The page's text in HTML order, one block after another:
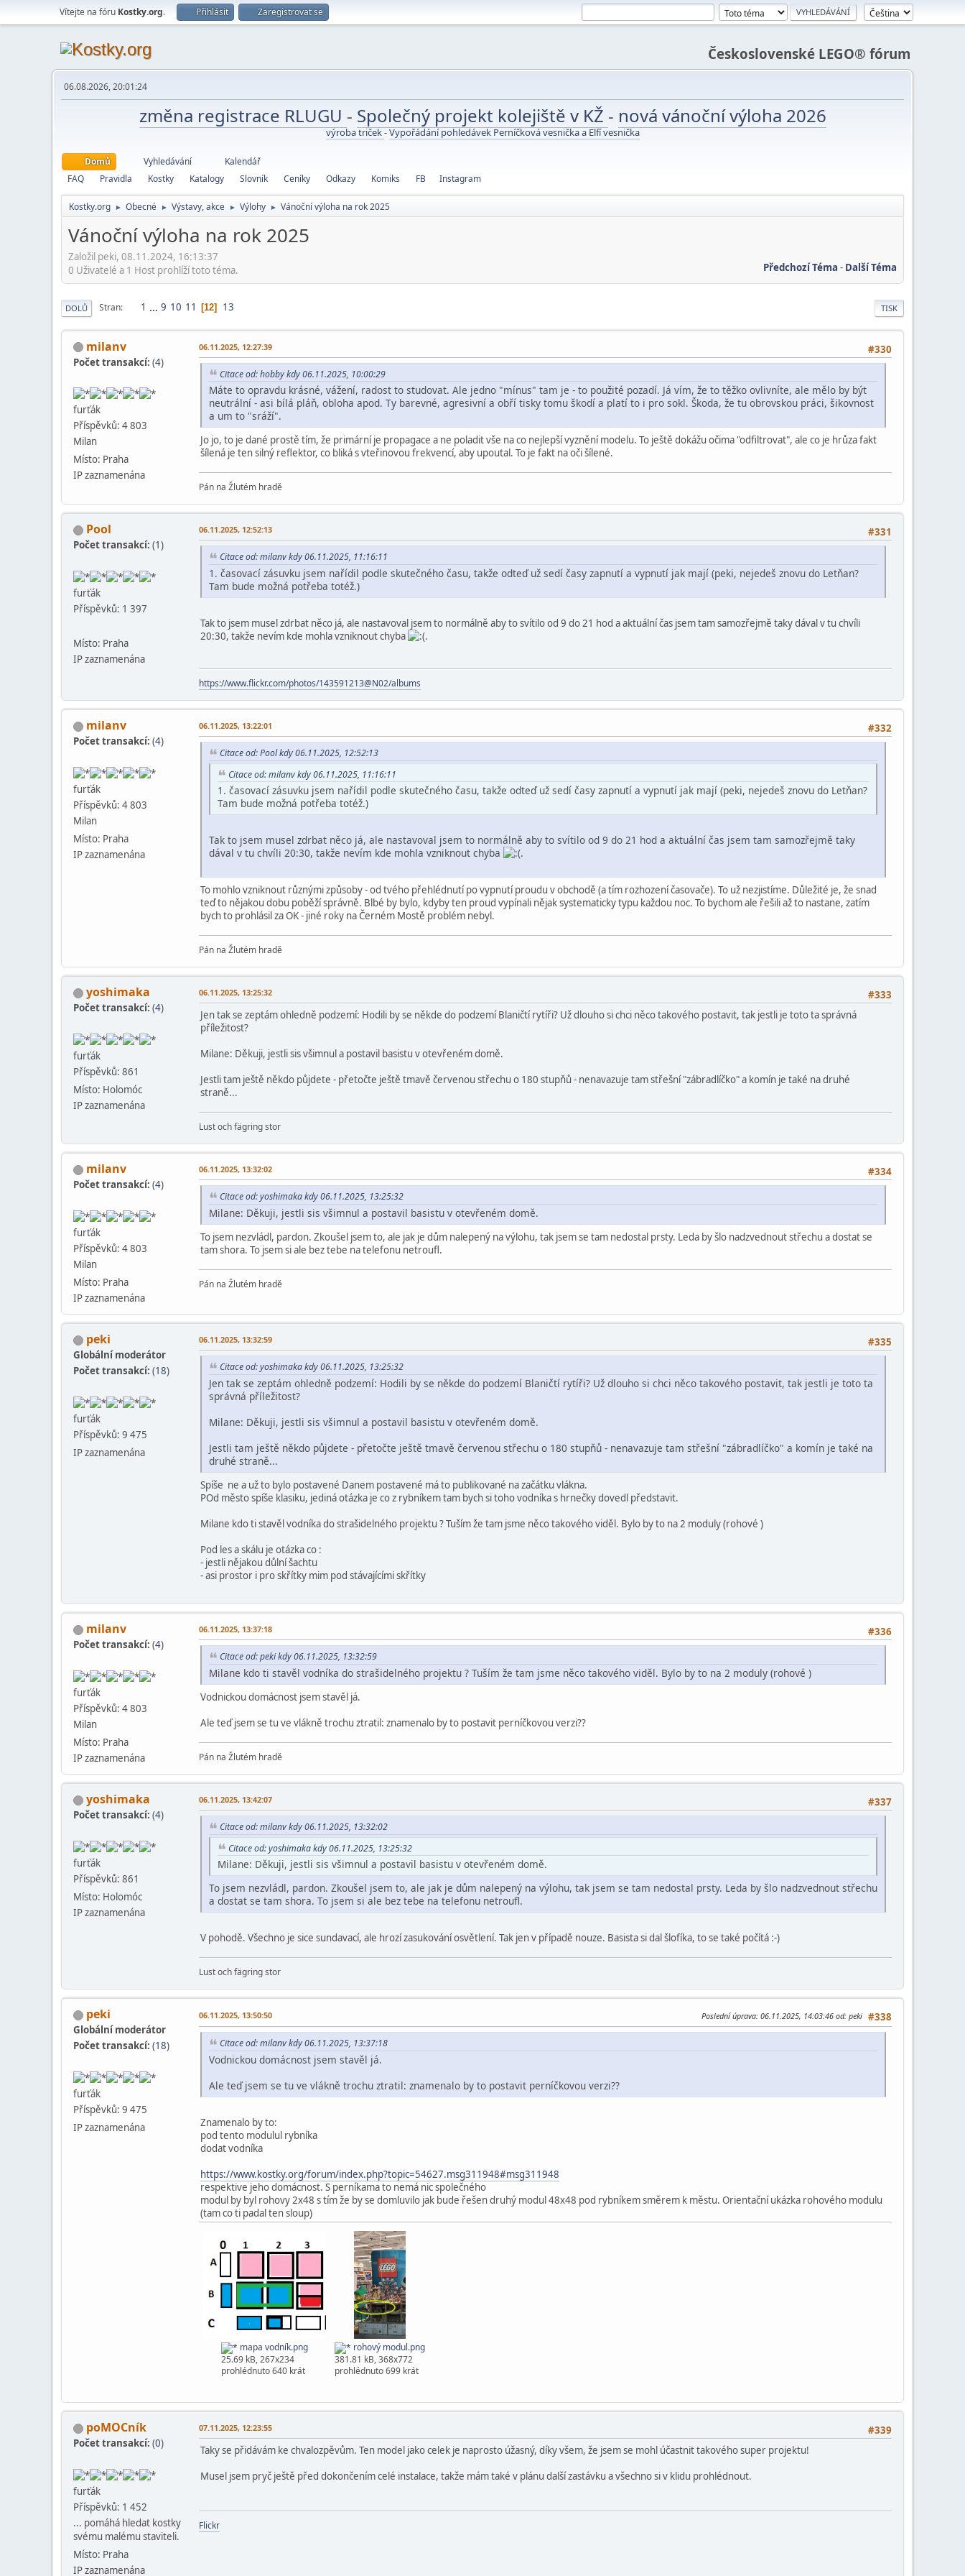
Vítejte na fóru Kostky.org. Přihlásit Zaregistrovat se
Československé LEGO® fórum
06.08.2026, 20:01:24
změna registrace RLUGU - Společný projekt kolejiště v KŽ - nová vánoční výloha 2026
výroba triček-Vypořádání pohledávek Perníčková vesnička a Elfí vesnička
Domů Vyhledávání
Kalendář
FAQ
Pravidla Kostky Katalogy Slovník Ceníky Odkazy Komiks FB Instagram
Kostky.org ► Obecné ► Výstavy, akce ► Výlohy ► Vánoční výloha na rok 2025
Vánoční výloha na rok 2025
Založil peki, 08.11.2024, 16:13:37
Předchozí Téma - Další Téma
0 Uživatelé a 1 Host prohlíží toto téma.
TISK
DOLŮ Stran 1 ... 9 10 11 12 13
milanv
Počet transakcí: (4)
furťák
Příspěvků: 4 803
Milan
Místo: Praha
IP zaznamenána
#330
06.11.2025, 12:27:39
Citace od: hobby kdy 06.11.2025, 10:00:29
Máte to opravdu krásné, vážení, radost to studovat. Ale jedno "mínus" tam je - to použité pozadí. Já vím, že to těžko ovlivníte, ale mělo by být
neutrální - asi bílá pláň, obloha apod. Ty barevné, agresivní a obří tisky tomu škodí a platí to i pro sokl. Škoda, že tu obrovskou práci, šikovnost
a um to "sráží".
Jo jo, to je dané prostě tím, že primární je propagace a ne poladit vše na co nejlepší vyznění modelu. To ještě dokážu očima "odfiltrovat", ale co je hrůza fakt
šílená je ten silný reflektor, co bliká s vteřinovou frekvencí, aby upoutal. To je fakt na oči šílené.
Pán na Žlutém hradě
Pool
Počet transakcí: (1)
furťák
Příspěvků: 1 397
Místo: Praha
IP zaznamenána
#331
06.11.2025, 12:52:13
Citace od: milanv kdy 06.11.2025, 11:16:11
1. časovací zásuvku jsem nařídil podle skutečného času, takže odteď už sedí časy zapnutí a vypnutí jak mají (peki, nejedeš znovu do Letňan?
Tam bude možná potřeba totéž.)
Tak to jsem musel zdrbat něco já, ale nastavoval jsem to normálně aby to svítilo od 9 do 21 hod a aktuální čas jsem tam samozřejmě taky dával v tu chvíli
20:30, takže nevím kde mohla vzniknout chyba
.
https://www.flickr.com/photos/143591213@N02/albums
milanv
Počet transakcí: (4)
furťák
Příspěvků: 4 803
Milan
Místo: Praha
IP zaznamenána
#332
06.11.2025, 13:22:01
Citace od: Pool kdy 06.11.2025, 12:52:13
Citace od: milanv kdy 06.11.2025, 11:16:11
1. časovací zásuvku jsem nařídil podle skutečného času, takže odteď už sedí časy zapnutí a vypnutí jak mají (peki, nejedeš znovu do Letňan?
Tam bude možná potřeba totéž.)
Tak to jsem musel zdrbat něco já, ale nastavoval jsem to normálně aby to svítilo od 9 do 21 hod a aktuální čas jsem tam samozřejmě taky
dával v tu chvíli 20:30, takže nevím kde mohla vzniknout chyba
.
To mohlo vzniknout různými způsoby - od tvého přehlédnutí po vypnutí proudu v obchodě (a tím rozhození časovače). To už nezjistíme. Důležité je, že snad
teď to nějakou dobu poběží správně. Blbé by bylo, kdyby ten proud vypínali nějak systematicky typu každou noc. To bychom ale řešili až to nastane, zatím
bych to prohlásil za OK - jiné roky na Černém Mostě problém nebyl.
Pán na Žlutém hradě
yoshimaka
Počet transakcí: (4)
furťák
Příspěvků: 861
Místo: Holomóc
IP zaznamenána
#333
06.11.2025, 13:25:32
Jen tak se zeptám ohledně podzemí: Hodili by se někde do podzemí Blaničtí rytíři? Už dlouho si chci něco takového postavit, tak jestli je toto ta správná
příležitost?
Milane: Děkuji, jestli sis všimnul a postavil basistu v otevřeném domě.
Jestli tam ještě někdo půjdete - přetočte ještě tmavě červenou střechu o 180 stupňů - nenavazuje tam střešní "zábradlíčko" a komín je také na druhé
straně...
Lust och fägring stor
milanv
Počet transakcí: (4)
furťák
Příspěvků: 4 803
Milan
Místo: Praha
IP zaznamenána
#334
06.11.2025, 13:32:02
Citace od: yoshimaka kdy 06.11.2025, 13:25:32
Milane: Děkuji, jestli sis všimnul a postavil basistu v otevřeném domě.
To jsem nezvládl, pardon. Zkoušel jsem to, ale jak je dům nalepený na výlohu, tak jsem se tam nedostal prsty. Leda by šlo nadzvednout střechu a dostat se
tam shora. To jsem si ale bez tebe na telefonu netroufl.
Pán na Žlutém hradě
peki
Globální moderátor
Počet transakcí: (18)
furťák
Příspěvků: 9 475
IP zaznamenána
#335
06.11.2025, 13:32:59
Citace od: yoshimaka kdy 06.11.2025, 13:25:32
Jen tak se zeptám ohledně podzemí: Hodili by se někde do podzemí Blaničtí rytíři? Už dlouho si chci něco takového postavit, tak jestli je toto ta
správná příležitost?
Milane: Děkuji, jestli sis všimnul a postavil basistu v otevřeném domě.
Jestli tam ještě někdo půjdete - přetočte ještě tmavě červenou střechu o 180 stupňů - nenavazuje tam střešní "zábradlíčko" a komín je také na
druhé straně...
Spíše ne a už to bylo postavené Danem postavené má to publikované na začátku vlákna.
POd město spíše klasiku, jediná otázka je co z rybníkem tam bych si toho vodníka s hrnečky dovedl představit.
Milane kdo ti stavěl vodníka do strašidelného projektu ? Tuším že tam jsme něco takového viděl. Bylo by to na 2 moduly (rohové )
Pod les a skálu je otázka co :
- jestli nějakou důlní šachtu
- asi prostor i pro skřítky mim pod stávajícími skřítky
milanv
Počet transakcí: (4)
furťák
Příspěvků: 4 803
Milan
Místo: Praha
IP zaznamenána
#336
06.11.2025, 13:37:18
Citace od: peki kdy 06.11.2025, 13:32:59
Milane kdo ti stavěl vodníka do strašidelného projektu ? Tuším že tam jsme něco takového viděl. Bylo by to na 2 moduly (rohové )
Vodnickou domácnost jsem stavěl já.
Ale teď jsem se tu ve vlákně trochu ztratil: znamenalo by to postavit perníčkovou verzi??
Pán na Žlutém hradě
yoshimaka
Počet transakcí: (4)
furťák
Příspěvků: 861
Místo: Holomóc
IP zaznamenána
#337
06.11.2025, 13:42:07
Citace od: milanv kdy 06.11.2025, 13:32:02
Citace od: yoshimaka kdy 06.11.2025, 13:25:32
Milane: Děkuji, jestli sis všimnul a postavil basistu v otevřeném domě.
To jsem nezvládl, pardon. Zkoušel jsem to, ale jak je dům nalepený na výlohu, tak jsem se tam nedostal prsty. Leda by šlo nadzvednout střechu
a dostat se tam shora. To jsem si ale bez tebe na telefonu netroufl.
V pohodě. Všechno je sice sundavací, ale hrozí zasukování osvětlení. Tak jen v případě nouze. Basista si dal šlofíka, to se také počítá :-)
Lust och fägring stor
peki
Globální moderátor
Počet transakcí: (18)
furťák
Příspěvků: 9 475
IP zaznamenána
#338
06.11.2025, 13:50:50 Poslední úprava: 06.11.2025, 14:03:46 od: peki
Citace od: milanv kdy 06.11.2025, 13:37:18
Vodnickou domácnost jsem stavěl já.
Ale teď jsem se tu ve vlákně trochu ztratil: znamenalo by to postavit perníčkovou verzi??
Znamenalo by to:
pod tento modulul rybníka
dodat vodníka
https://www.kostky.org/forum/index.php?topic=54627.msg311948#msg311948
respektive jeho domácnost. S perníkama to nemá nic společného
modul by byl rohovy 2x48 s tím že by se domluvilo jak bude řešen druhý modul 48x48 pod rybníkem směrem k městu. Orientační ukázka rohového modulu
(tam co ti padal ten sloup)
mapa vodník.png
25.69 kB, 267x234
prohlédnuto 640 krát
rohový modul.png
381.81 kB, 368x772
prohlédnuto 699 krát
poMOCník
Počet transakcí: (0)
furťák
Příspěvků: 1 452
... pomáhá hledat kostky
svému malému staviteli.
Místo: Praha
IP zaznamenána
#339
07.11.2025, 12:23:55
Taky se přidávám ke chvalozpěvům. Ten model jako celek je naprosto úžasný, díky všem, že jsem se mohl účastnit takového super projektu!
Musel jsem pryč ještě před dokončením celé instalace, takže mám také v plánu další zastávku a všechno si v klidu prohlédnout.
Flickr